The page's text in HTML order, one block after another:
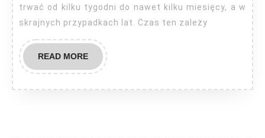
trwać od kilku tygodni do nawet kilku miesięcy, a w
skrajnych przypadkach lat. Czas ten zależy
READ MOREREAD
MORE